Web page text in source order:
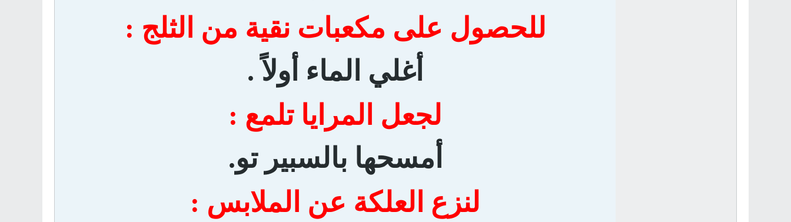
للحصول على مكعبات نقية من الثلج :
أغلي الماء أولاً .
لجعل المرايا تلمع :
أمسحها بالسبير تو.
لنزع العلكة عن الملابس :